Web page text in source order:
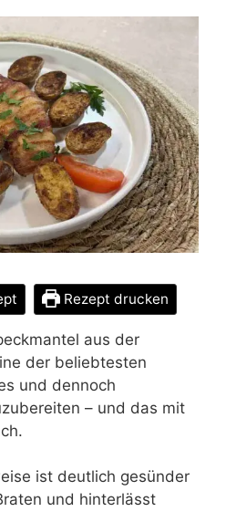
Rezept drucken
aus der
der beliebtesten
und dennoch
– und das mit
ist deutlich gesünder
und hinterlässt